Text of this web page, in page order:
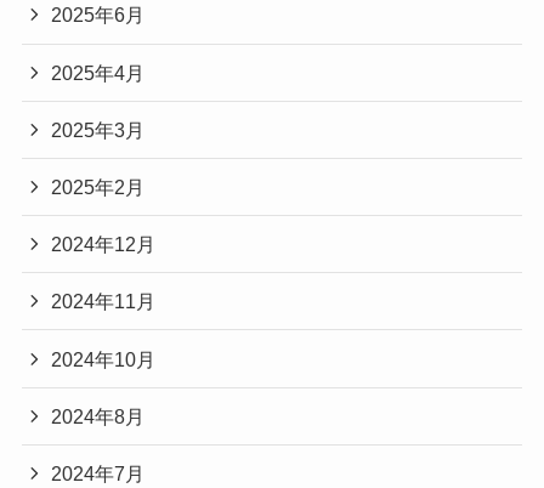
2025年6月
2025年4月
2025年3月
2025年2月
2024年12月
2024年11月
2024年10月
2024年8月
2024年7月